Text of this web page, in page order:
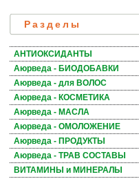
Разделы
АНТИОКСИДАНТЫ
Аюрведа - БИОДОБАВКИ
Аюрведа - для ВОЛОС
Аюрведа - КОСМЕТИКА
Аюрведа - МАСЛА
Аюрведа - ОМОЛОЖЕНИЕ
Аюрведа - ПРОДУКТЫ
Аюрведа - ТРАВ СОСТАВЫ
ВИТАМИНЫ и МИНЕРАЛЫ